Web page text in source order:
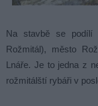
Na stavbě se podílí
Rožmitál), město
Lnáře. Je to jedna z
rožmitálští rybáři v